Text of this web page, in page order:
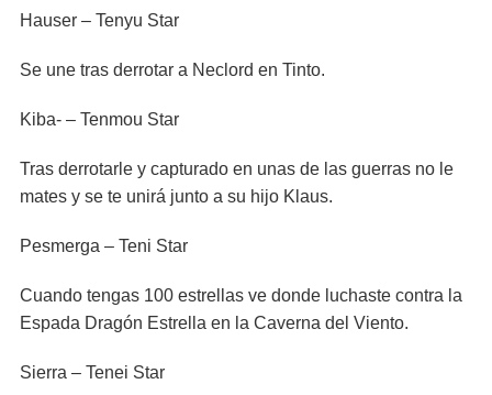
Hauser – Tenyu Star
Se une tras derrotar a Neclord en Tinto.
Kiba- – Tenmou Star
Tras derrotarle y capturado en unas de las guerras no le
mates y se te unirá junto a su hijo Klaus.
Pesmerga – Teni Star
Cuando tengas 100 estrellas ve donde luchaste contra la
Espada Dragón Estrella en la Caverna del Viento.
Sierra – Tenei Star